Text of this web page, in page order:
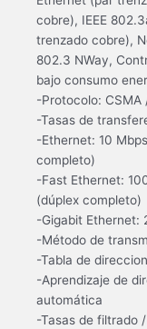
cobre), IEEE
trenzado cobre),
802.3 NWay,
bajo consumo
-Protocolo: CSMA
-Tasas de
-Ethernet: 10
completo)
-Fast Ethernet:
(dúplex completo)
-Gigabit Ethernet:
-Método de
-Tabla de
-Aprendizaje de
automática
-Tasas de filtrado